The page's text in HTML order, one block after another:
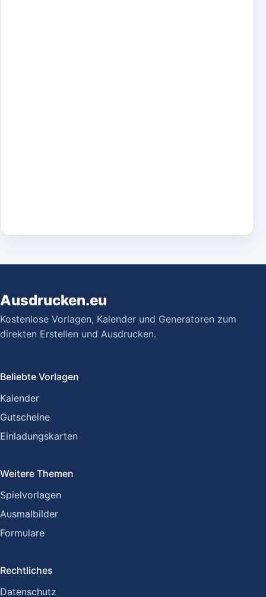
Ausdrucken.eu
Kostenlose Vorlagen, Kalender und Generatoren zum
direkten Erstellen und Ausdrucken.
Beliebte Vorlagen
Kalender
Gutscheine
Einladungskarten
Weitere Themen
Spielvorlagen
Ausmalbilder
Formulare
Rechtliches
Datenschutz